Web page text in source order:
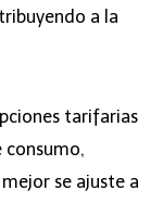
a la
tarifarias
consumo,
se ajuste a